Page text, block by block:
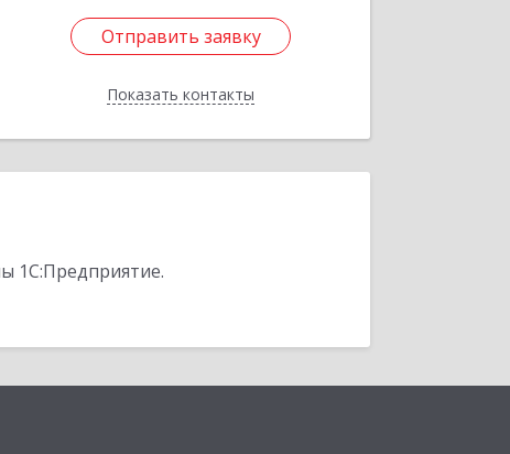
Отправить заявку
Показать контакты
Отправить заявку
Назад
1С:Предприятие.